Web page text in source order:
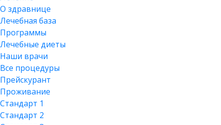
О здравнице
Лечебная база
Программы
Лечебные диеты
Наши врачи
Все процедуры
Прейскурант
Проживание
Стандарт 1
Стандарт 2